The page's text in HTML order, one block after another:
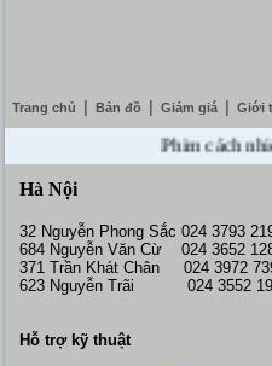
Trang chủ Bản đồ Giảm giá Giới
Phim cách nhiệt
Hà Nội
32 Nguyễn Phong Sắc 024 3793
684 Nguyễn Văn Cừ 024 3652
371 Trần Khát Chân 024 3972
623 Nguyễn Trãi 024 3552
Hỗ trợ kỹ thuật